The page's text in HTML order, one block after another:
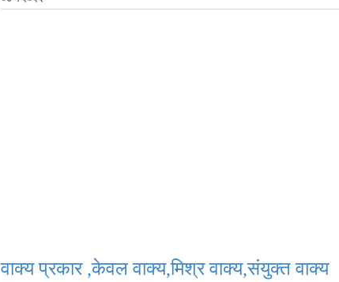
वाक्य प्रकार ,केवल वाक्य,मिश्र वाक्य,संयुक्त वाक्य